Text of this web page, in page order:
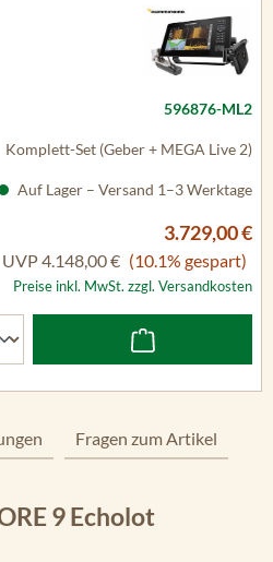
596876-ML2
Komplett-Set (Geber + MEGA Live 2)
Auf Lager – Versand 1–3 Werktage
3.729,00 €
UVP4.148,00 € (10.1% gespart)
Preise inkl. MwSt. zzgl. Versandkosten
Fragen zum Artikel
9 Echolot